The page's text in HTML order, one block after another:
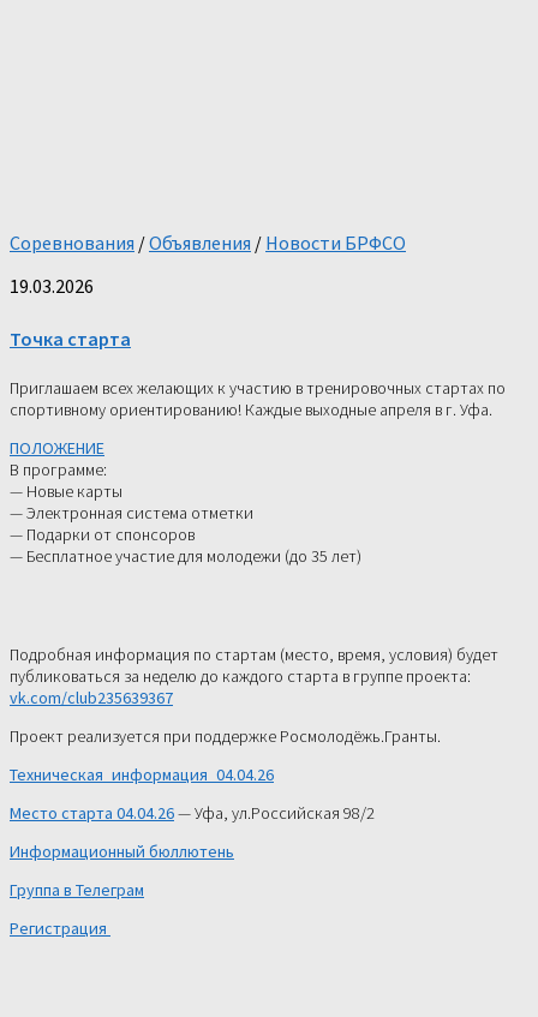
Соревнования /Объявления / Новости БРФСО
19.03.2026
Точка старта
Приглашаем всех желающих к участию в тренировочных стартах по
спортивному ориентированию! Каждые выходные апреля в г. Уфа.
ПОЛОЖЕНИЕ
В программе:
— Новые карты
— Электронная система отметки
— Подарки от спонсоров
— Бесплатное участие для молодежи (до 35 лет)
Подробная информация по стартам (место, время, условия) будет
публиковаться за неделю до каждого старта в группе проекта:
vk.com/club235639367
Проект реализуется при поддержке Росмолодёжь.Гранты.
Техническая_информация_04.04.26
Место старта 04.04.26— Уфа, ул.Российская 98/2
Информационный бюллютень
Группа в Телеграм
Регистрация